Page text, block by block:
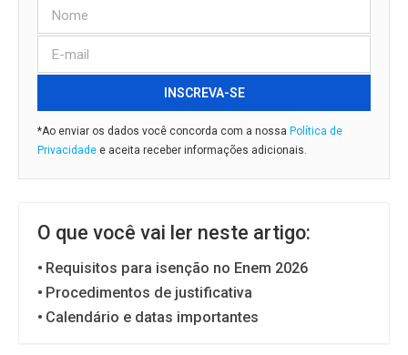
INSCREVA-SE
*Ao enviar os dados você concorda com a nossa Política de
Privacidade e aceita receber informações adicionais.
O que você vai ler neste artigo:
Requisitos para isenção no Enem 2026
Procedimentos de justificativa
Calendário e datas importantes